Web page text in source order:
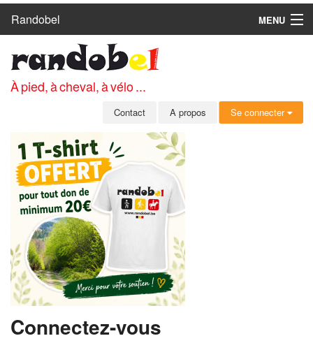
Randobel
MENU
CIRCUITS
CLUBS
MEMBRES
SE CONNECTER
INSCRIPTION GRATUITE
MOT DE PASSE OUBLIÉ
À pied, à cheval, à vélo ...
Contact A propos Se connecter
Connectez-vous